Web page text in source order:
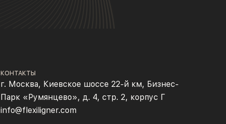
КОНТАКТЫ
г. Москва, Киевское шоссе 22-й км, Бизнес-
Парк «Румянцево», д. 4, стр. 2, корпус Г
info@flexiligner.com